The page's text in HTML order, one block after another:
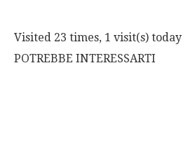
Visited 23 times, 1 visit(s) today
POTREBBE INTERESSARTI